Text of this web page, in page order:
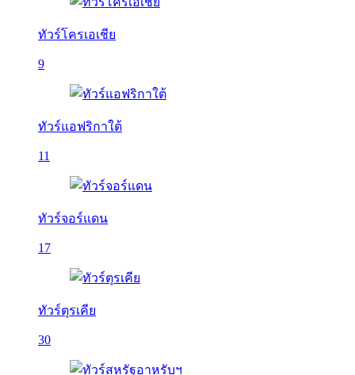
ทัวร์โครเอเชีย
9
ทัวร์แอฟริกาใต้
11
ทัวร์จอร์แดน
17
ทัวร์ตุรเคีย
30